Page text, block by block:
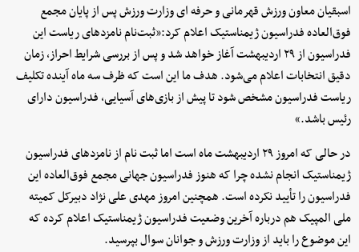
اسبقیان معاون ورزش قهرمانی و حرفه ای وزارت ورزش پس از پایان مجمع
فوق‌العاده فدراسیون ژیمناستیک اعلام کرد:«ثبت‌نام نامزدهای ریاست این
فدراسیون از ۲۹ اردیبهشت آغاز خواهد شد و پس از بررسی شرایط احراز، زمان
دقیق انتخابات اعلام می‌شود. هدف ما این است که ظرف سه ماه آینده تکلیف
ریاست فدراسیون مشخص شود تا پیش از بازی‌های آسیایی، فدراسیون دارای
رئیس باشد.»
در حالی که امروز ۲۹ اردیبهشت ماه است اما ثبت نام از نامزدهای فدراسیون
ژیمناستیک انجام نشده چرا که هنوز فدراسیون جهانی مجمع فوق‌العاده این
فدراسیون را تأیید نکرده است. همچنین امروز مهدی علی نژاد دبیرکل کمیته
ملی المپیک هم درباره آخرین وضعیت فدراسیون ژیمناستیک اعلام کرده که
این موضوع را باید از وزارت ورزش و جوانان سوال بپرسید.